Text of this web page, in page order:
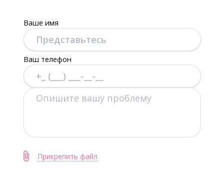
Ваше имя
Ваш телефон
Прикрепить файл